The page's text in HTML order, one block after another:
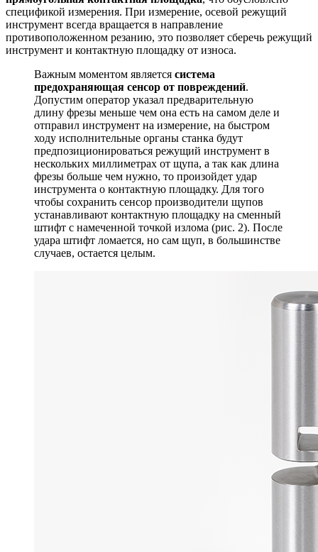
спецификой измерения. При измерение, осевой режущий
инструмент всегда вращается в направление
противоположенном резанию, это позволяет сберечь режущий
инструмент и контактную площадку от износа.
Важным моментом является система
предохраняющая сенсор от повреждений.
Допустим оператор указал предварительную
длину фрезы меньше чем она есть на самом деле и
отправил инструмент на измерение, на быстром
ходу исполнительные органы станка будут
предпозиционироваться режущий инструмент в
нескольких миллиметрах от щупа, а так как длина
фрезы больше чем нужно, то произойдет удар
инструмента о контактную площадку. Для того
чтобы сохранить сенсор производители щупов
устанавливают контактную площадку на сменный
штифт с намеченной точкой излома (рис. 2). После
удара штифт ломается, но сам щуп, в большинстве
случаев, остается целым.